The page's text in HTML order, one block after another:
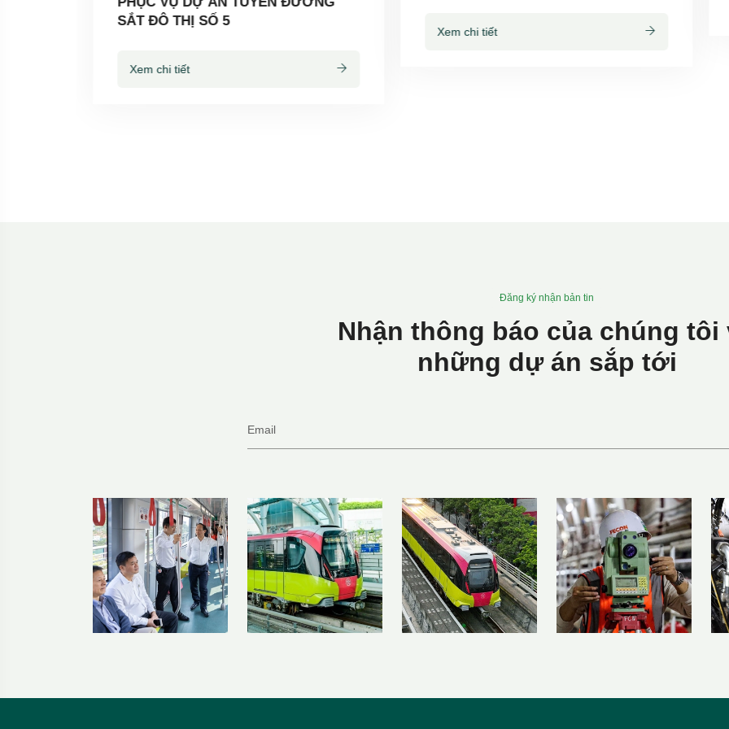
SẮT ĐÔ THỊ SỐ 5
Xem chi tiết
Xem chi tiết
Đăng ký nhận bản tin
Nhận thông báo của chúng tôi
những dự án sắp tới